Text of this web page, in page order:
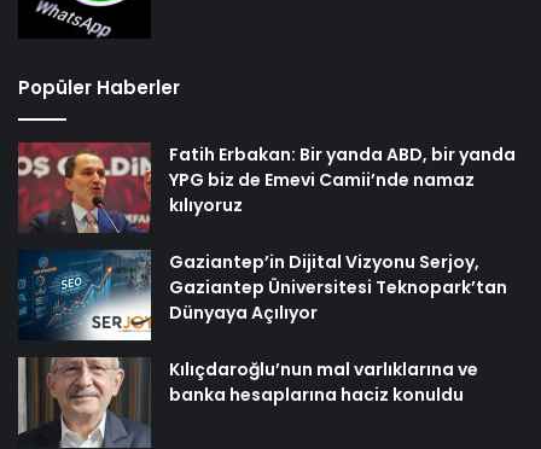
Popüler Haberler
Fatih Erbakan: Bir yanda ABD, bir yanda
YPG biz de Emevi Camii’nde namaz
kılıyoruz
Gaziantep’in Dijital Vizyonu Serjoy,
Gaziantep Üniversitesi Teknopark’tan
Dünyaya Açılıyor
Kılıçdaroğlu’nun mal varlıklarına ve
banka hesaplarına haciz konuldu